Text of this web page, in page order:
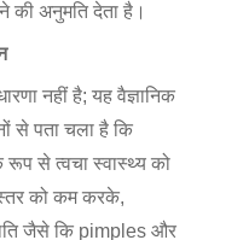
की अनुमति देता है।
नहीं है; यह वैज्ञानिक
से पता चला है कि
रूप से त्वचा स्वास्थ्य को
को कम करके,
जैसे कि pimples और